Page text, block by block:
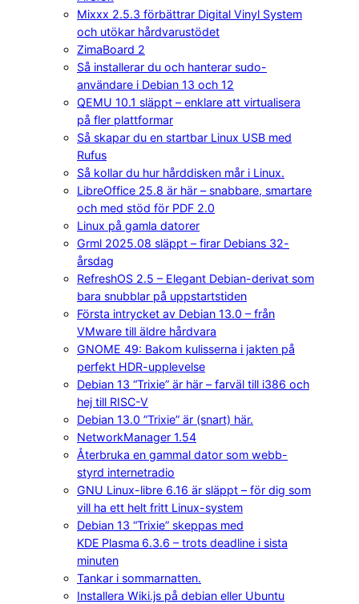
Mixxx 2.5.3 förbättrar Digital Vinyl System
och utökar hårdvarustödet
ZimaBoard 2
Så installerar du och hanterar sudo-
användare i Debian 13 och 12
QEMU 10.1 släppt – enklare att virtualisera
på fler plattformar
Så skapar du en startbar Linux USB med
Rufus
Så kollar du hur hårddisken mår i Linux.
LibreOffice 25.8 är här – snabbare, smartare
och med stöd för PDF 2.0
Linux på gamla datorer
Grml 2025.08 släppt – firar Debians 32-
årsdag
RefreshOS 2.5 – Elegant Debian-derivat som
bara snubblar på uppstartstiden
Första intrycket av Debian 13.0 – från
VMware till äldre hårdvara
GNOME 49: Bakom kulisserna i jakten på
perfekt HDR-upplevelse
Debian 13 “Trixie” är här – farväl till i386 och
hej till RISC-V
Debian 13.0 ”Trixie” är (snart) här.
NetworkManager 1.54
Återbruka en gammal dator som webb-
styrd internetradio
GNU Linux-libre 6.16 är släppt – för dig som
vill ha ett helt fritt Linux-system
Debian 13 “Trixie” skeppas med
KDE Plasma 6.3.6 – trots deadline i sista
minuten
Tankar i sommarnatten.
Installera Wiki.js på debian eller Ubuntu